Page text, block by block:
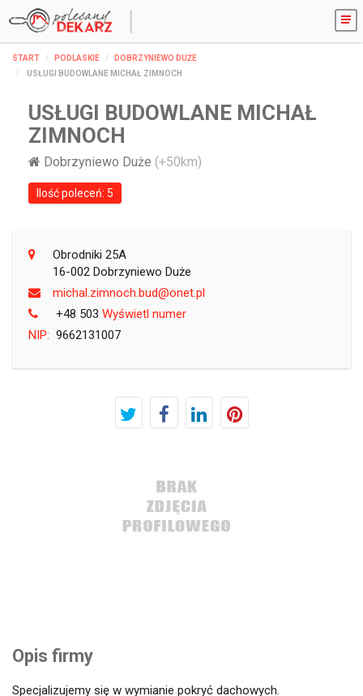
START PODLASKIE
DOBRZYNIEWO DUŻE
USŁUGI BUDOWLANE MICHAŁ ZIMNOCH
USŁUGI BUDOWLANE MICHAŁ
ZIMNOCH
Dobrzyniewo Duże (+50km)
Ilość poleceń: 5
Opis firmy
Specjalizujemy się w wymianie pokryć dachowych.
Obrodniki 25A
16-002 Dobrzyniewo Duże
lp.teno@dub.hconmiz.lahcim
+48 503 Wyświetl numer
NIP: 9662131007